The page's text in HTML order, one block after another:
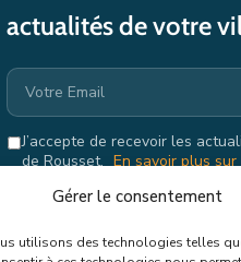
Gérer le consentement
utilisons des technologies telles
actualités de votre
J’accepte de recevoir les
de Rousset. En savoir plus